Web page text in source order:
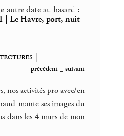
autre date au hasard :
| Le Havre, port, nuit
|
précédent _suivant
nos activités pro avec/en
monte ses images du
dans les 4 murs de mon